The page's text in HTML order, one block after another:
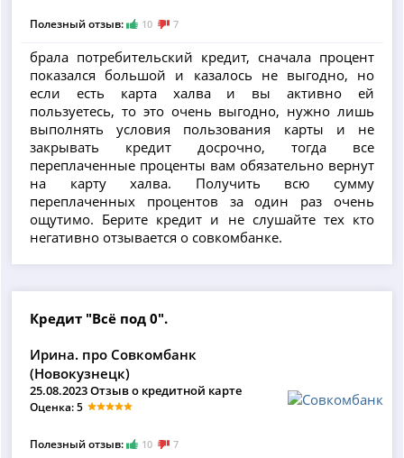
Полезный отзыв: 10 7
​брала потребительский кредит, сначала процент
показался большой и казалось не выгодно, но
если есть карта халва и вы активно ей
пользуетесь, то это очень выгодно, нужно лишь
выполнять условия пользования карты и не
закрывать кредит досрочно, тогда все
переплаченные проценты вам обязательно вернут
на карту халва. Получить всю сумму
переплаченных процентов за один раз очень
ощутимо. Берите кредит и не слушайте тех кто
негативно отзывается о совкомбанке.
Кредит "Всё под 0".
Ирина. про Совкомбанк
(Новокузнецк)
25.08.2023 Отзыв о кредитной карте
Оценка: 5
Полезный отзыв: 10 7